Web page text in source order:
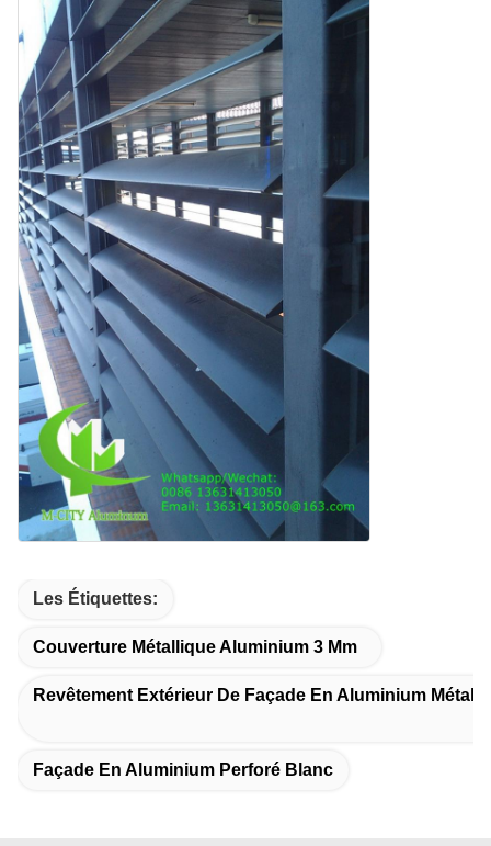
Les Étiquettes:
Couverture Métallique Aluminium 3 Mm
Revêtement Extérieur De Façade En Aluminium
Façade En Aluminium Perforé Blanc